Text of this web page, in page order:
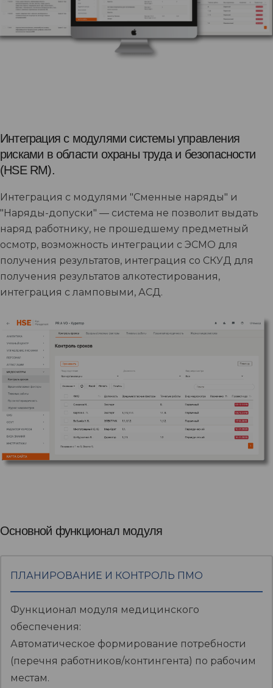
Интеграция с модулями системы управления
рисками в области охраны труда и безопасности
(HSE RM).
Интеграция с модулями "Сменные наряды" и
"Наряды-допуски" — система не позволит выдать
наряд работнику, не прошедшему предметный
осмотр, возможность интеграции с ЭСМО для
получения результатов, интеграция со СКУД для
получения результатов алкотестирования,
интеграция с ламповыми, АСД.
Основной функционал модуля
ПЛАНИРОВАНИЕ И КОНТРОЛЬ ПМО
Функционал модуля медицинского
обеспечения:
Автоматическое формирование потребности
(перечня работников/контингента) по рабочим
местам.